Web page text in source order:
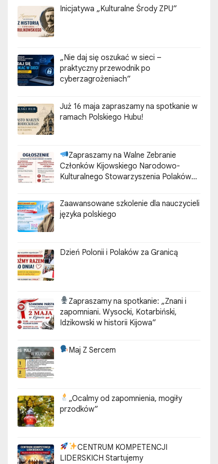
Inicjatywa „Kulturalne Środy ZPU”
„Nie daj się oszukać w sieci –
praktyczny przewodnik po
cyberzagrożeniach”
Już 16 maja zapraszamy na spotkanie w
ramach Polskiego Hubu!
Zapraszamy na Walne Zebranie
Członków Kijowskiego Narodowo-
Kulturalnego Stowarzyszenia Polaków
Zaawansowane szkolenie dla nauczycieli
języka polskiego
Dzień Polonii i Polaków za Granicą
Zapraszamy na spotkanie: „Znani i
zapomniani. Wysocki, Kotarbiński,
Idzikowski w historii Kijowa”
Maj Z Sercem
„Ocalmy od zapomnienia, mogiły
przodków”
CENTRUM KOMPETENCJI
LIDERSKICH Startujemy